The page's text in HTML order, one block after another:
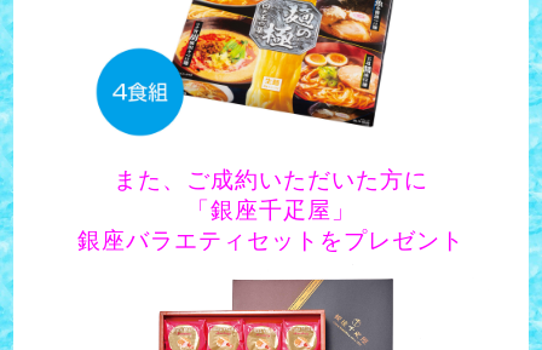
また、ご成約いただいた方に
「銀座千疋屋」
銀座バラエティセットをプレゼント